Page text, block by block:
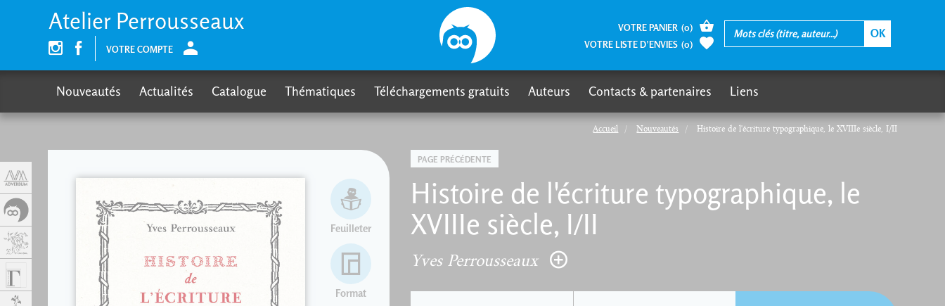
Accueil Nouveautés Histoire de l'écriture typographique, le XVIIIe siècle, I/II
PAGE PRÉCÉDENTE
Histoire de l'écriture typographique, le
XVIIIe siècle, I/II
Yves Perrousseaux
Feuilleter
Format
Atelier Perrousseaux
VOTRE COMPTE
VOTRE PANIER (0)
VOTRE LISTE D’ENVIES (0)
Nouveautés Actualités Catalogue Thématiques Téléchargements gratuits Auteurs Contacts & partenaires Liens
Panneau de gestion des cookies